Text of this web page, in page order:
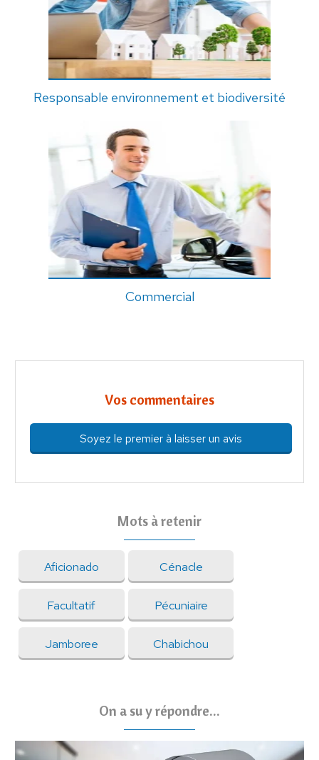
Responsable environnement et biodiversité
Commercial
Vos commentaires
Soyez le premier à laisser un avis
Mots à retenir
Aficionado Cénacle
Facultatif Pécuniaire
Jamboree Chabichou
On a su y répondre...